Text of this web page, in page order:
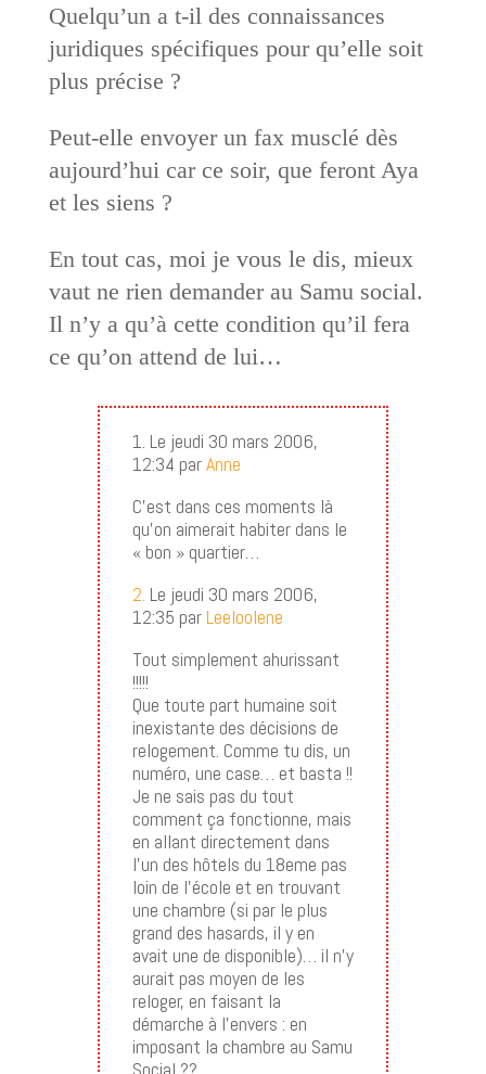
Quelqu’un a t-il des connaissances
juridiques spécifiques pour qu’elle soit
plus précise ?
Peut-elle envoyer un fax musclé dès
aujourd’hui car ce soir, que feront Aya
et les siens ?
En tout cas, moi je vous le dis, mieux
vaut ne rien demander au Samu social.
Il n’y a qu’à cette condition qu’il fera
ce qu’on attend de lui…
1. Le jeudi 30 mars 2006,
12:34 parAnne
C’est dans ces moments là
qu’on aimerait habiter dans le
« bon » quartier…
2. Le jeudi 30 mars 2006,
12:35 parLeeloolene
Tout simplement ahurissant
!!!!!
Que toute part humaine soit
inexistante des décisions de
relogement. Comme tu dis, un
numéro, une case… et basta !!
Je ne sais pas du tout
comment ça fonctionne, mais
en allant directement dans
l’un des hôtels du 18eme pas
loin de l’école et en trouvant
une chambre (si par le plus
grand des hasards, il y en
avait une de disponible)… il n’y
aurait pas moyen de les
reloger, en faisant la
démarche à l’envers : en
imposant la chambre au Samu
Social ??